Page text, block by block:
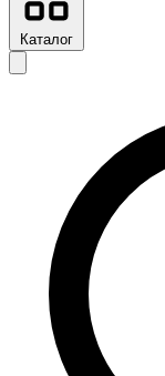
Каталог